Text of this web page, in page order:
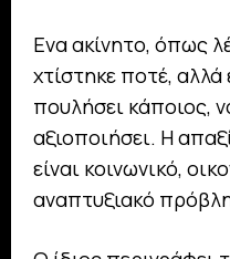
Ενα ακίνητο, όπως
χτίστηκε ποτέ, αλλά
πουλήσει κάποιος,
αξιοποιήσει. Η
είναι κοινωνικό,
αναπτυξιακό